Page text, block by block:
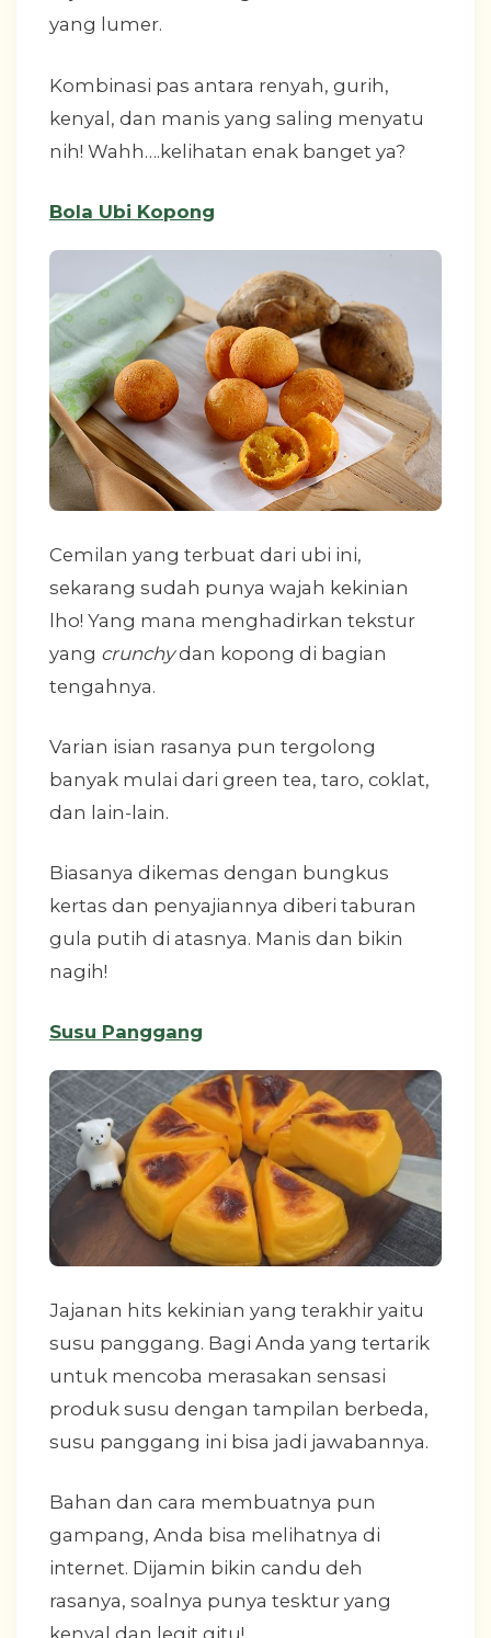
yang lumer.
Kombinasi pas antara renyah, gurih,
kenyal, dan manis yang saling menyatu
nih! Wahh….kelihatan enak banget ya?
Bola Ubi Kopong
Cemilan yang terbuat dari ubi ini,
sekarang sudah punya wajah kekinian
lho! Yang mana menghadirkan tekstur
yang crunchydan kopong di bagian
tengahnya.
Varian isian rasanya pun tergolong
banyak mulai dari green tea, taro, coklat,
dan lain-lain.
Biasanya dikemas dengan bungkus
kertas dan penyajiannya diberi taburan
gula putih di atasnya. Manis dan bikin
nagih!
Susu Panggang
Jajanan hits kekinian yang terakhir yaitu
susu panggang. Bagi Anda yang tertarik
untuk mencoba merasakan sensasi
produk susu dengan tampilan berbeda,
susu panggang ini bisa jadi jawabannya.
Bahan dan cara membuatnya pun
gampang, Anda bisa melihatnya di
internet. Dijamin bikin candu deh
rasanya, soalnya punya tesktur yang